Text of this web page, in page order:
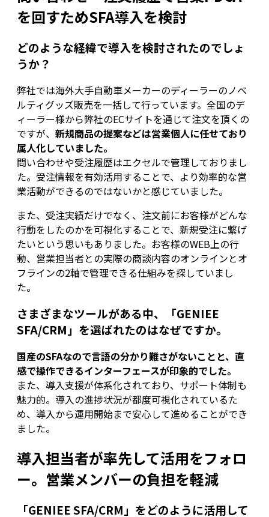
を回すためSFA導入を検討
どのような経緯で導入を検討されたのでしょ
うか？
弊社では海外大手自動車メーカーのディーラーのノベ
ルティグッズ販売を一括して行っています。全国のデ
ィーラー様から弊社のECサイトを通じて注文を頂くの
ですが、 新規商品の提案などは営業個人に任せており
属人化していました。
問い合わせや受注履歴はエクセルで管理しておりまし
た。受注情報を有効活用することで、より効率的な営
業活動ができるのではないかと感じていました。
また、受注実績だけでなく、注文前にお客様がどんな
行動をしたのかを可視化することで、新規受注に繋げ
たいという思いもありました。お客様のWEB上の行
動、営業担当者との実際の商談内容のオンラインとオ
フラインの2軸で管理できる仕組みを探していまし
た。
さまざまなツールがある中、「GENIEE
SFA/CRM」を選ばれたのはなぜですか。
国産のSFAなので言語の分かり難さがないことと、直
感で操作できるインターフェースが印象的でした。
また、導入支援が体系化されており、サポート体制も
魅力的。導入の進捗状況が都度可視化されているた
め、導入から運用開始まで安心して進めることができ
ました。
導入担当者が率先して活用をフォロ
ー。営業メンバーの負担を軽減
「GENIEE SFA/CRM」をどのように活用して